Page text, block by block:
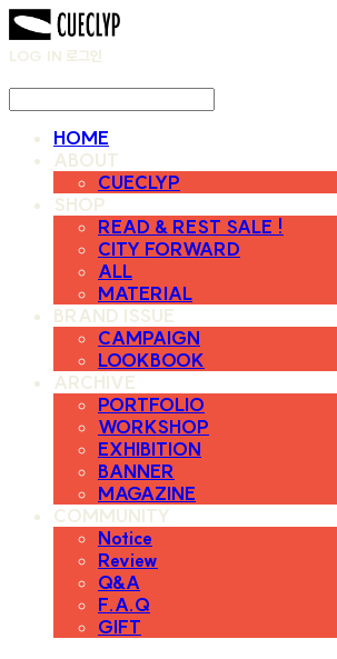
LOG IN 로그인
HOME
ABOUT
CUECLYP
SHOP
READ & REST SALE !
CITY FORWARD
ALL
MATERIAL
BRAND ISSUE
CAMPAIGN
LOOKBOOK
ARCHIVE
PORTFOLIO
WORKSHOP
EXHIBITION
BANNER
MAGAZINE
COMMUNITY
Notice
Review
Q&A
F.A.Q
GIFT